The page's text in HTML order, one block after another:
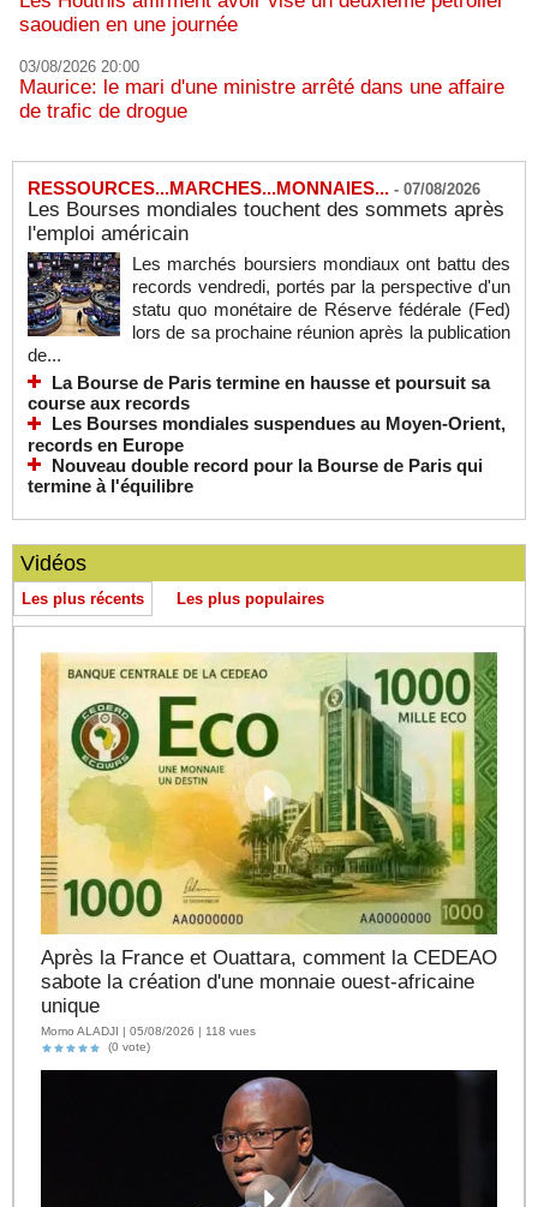
saoudien en une journée
03/08/2026 20:00
Maurice: le mari d'une ministre arrêté dans une affaire
de trafic de drogue
RESSOURCES...MARCHES...MONNAIES... - 07/08/2026
Les Bourses mondiales touchent des sommets après
l'emploi américain
Les marchés boursiers mondiaux ont battu des
records vendredi, portés par la perspective d'un
statu quo monétaire de Réserve fédérale (Fed)
lors de sa prochaine réunion après la publication
de...
La Bourse de Paris termine en hausse et poursuit sa
course aux records
Les Bourses mondiales suspendues au Moyen-Orient,
records en Europe
Nouveau double record pour la Bourse de Paris qui
termine à l'équilibre
Vidéos
Les plus récents Les plus populaires
Après la France et Ouattara, comment la CEDEAO
sabote la création d'une monnaie ouest-africaine
unique
Momo ALADJI | 05/08/2026 | 118 vues
(0 vote)